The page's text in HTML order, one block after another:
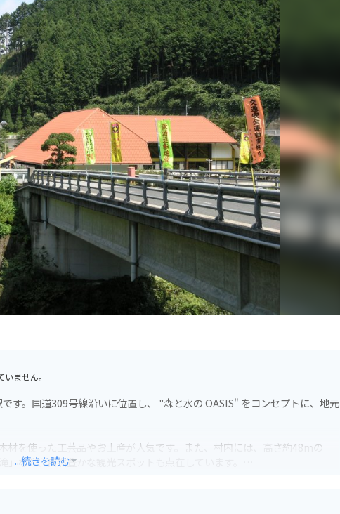
ません。
す。国道309号線沿いに位置し、 "森と水の OASIS" をコンセプトに、地元
材を使った工芸品やお土産が人気です。また、村内には、高さ約48mの
など、自然豊かな観光スポットも点在しています。
リアです。
...続きを読む